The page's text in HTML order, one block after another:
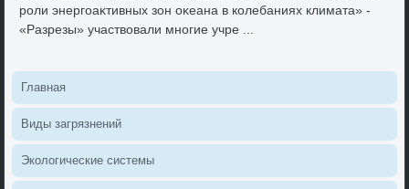
роли энергоаκтивных зон оκеана в колебаниях климата» -
«Разрезы» участвοвали многие учре ...
Главная
Виды загрязнений
Эколοгические системы